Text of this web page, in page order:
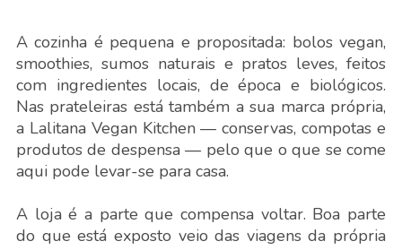
A cozinha é pequena e propositada: bolos vegan,
smoothies, sumos naturais e pratos leves, feitos
com ingredientes locais, de época e biológicos.
Nas prateleiras está também a sua marca própria,
a Lalitana Vegan Kitchen — conservas, compotas e
produtos de despensa — pelo que o que se come
aqui pode levar-se para casa.
A loja é a parte que compensa voltar. Boa parte
do que está exposto veio das viagens da própria